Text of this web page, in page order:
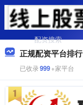
正规配资平台排行
已收录999+家平台